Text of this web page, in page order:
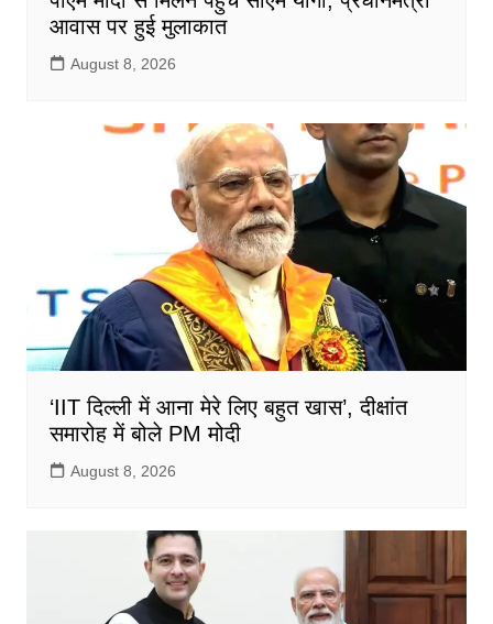
आवास पर हुई मुलाकात
August 8, 2026
‘IIT दिल्ली में आना मेरे लिए बहुत खास’, दीक्षांत
समारोह में बोले PM मोदी
August 8, 2026